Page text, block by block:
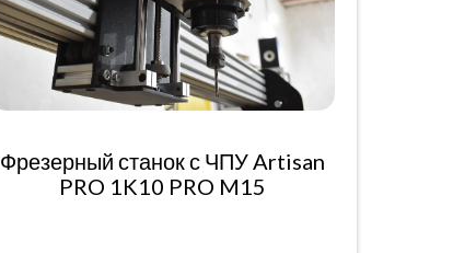
Фрезерный станок с ЧПУ Artisan
PRO 1K10 PRO M15